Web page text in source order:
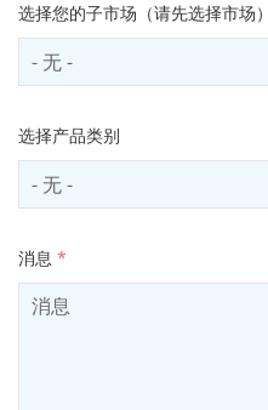
选择您的子市场（请先选择市场）
Select subSector
选择产品类别
Select productCategory
消息 *